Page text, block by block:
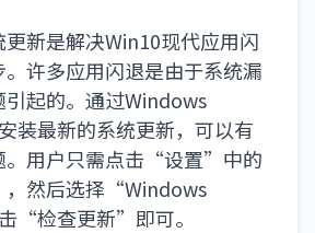
新是解决Win10现代应用闪
许多应用闪退是由于系统漏
引起的。通过Windows
装最新的系统更新，可以有
。用户只需点击“设置”中的
然后选择“Windows
“检查更新”即可。